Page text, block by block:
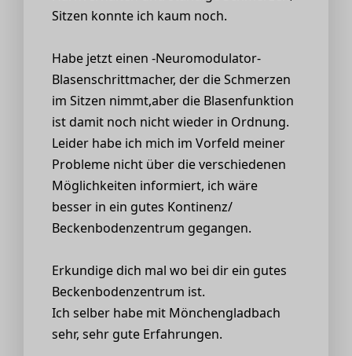
Sitzen konnte ich kaum noch.
Habe jetzt einen -Neuromodulator-
Blasenschrittmacher, der die Schmerzen
im Sitzen nimmt,aber die Blasenfunktion
ist damit noch nicht wieder in Ordnung.
Leider habe ich mich im Vorfeld meiner
Probleme nicht über die verschiedenen
Möglichkeiten informiert, ich wäre
besser in ein gutes Kontinenz/
Beckenbodenzentrum gegangen.
Erkundige dich mal wo bei dir ein gutes
Beckenbodenzentrum ist.
Ich selber habe mit Mönchengladbach
sehr, sehr gute Erfahrungen.